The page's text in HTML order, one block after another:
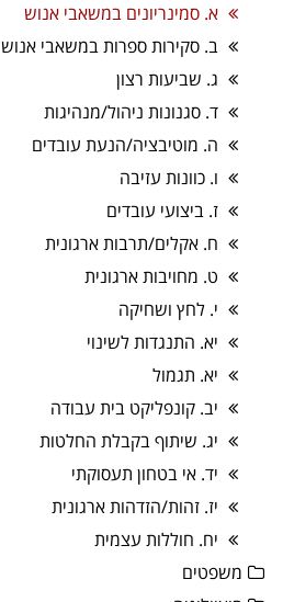
א. סמינריונים במשאבי אנוש
ב. סקירות ספרות במשאבי אנוש
ג. שביעות רצון
ד. סגנונות ניהול/מנהיגות
ה. מוטיבציה/הנעת עובדים
ו. כוונות עזיבה
ז. ביצועי עובדים
ח. אקלים/תרבות ארגונית
ט. מחויבות ארגונית
י. לחץ ושחיקה
יא. התנגדות לשינוי
יא. תגמול
יב. קונפליקט בית עבודה
יג. שיתוף בקבלת החלטות
יד. אי בטחון תעסוקתי
יז. זהות/הזדהות ארגונית
יח. חוללות עצמית
משפטים